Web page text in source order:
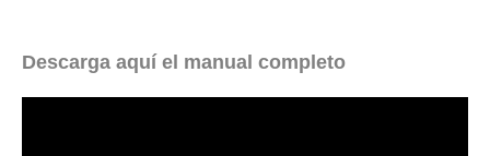
Descarga aquí el manual completo